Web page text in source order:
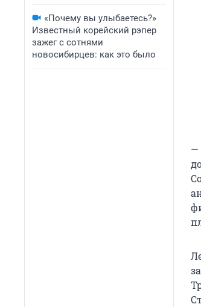
«Почему вы улыбаетесь?»
Известный корейский рэпер
зажег с сотнями
новосибирцев: как это было
—